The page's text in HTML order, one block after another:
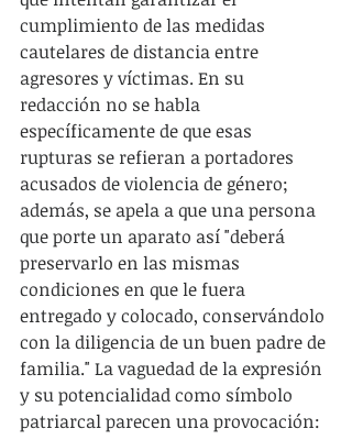
cumplimiento de las medidas
cautelares de distancia entre
agresores y víctimas. En su
redacción no se habla
específicamente de que esas
rupturas se refieran a portadores
acusados de violencia de género;
además, se apela a que una persona
que porte un aparato así "deberá
preservarlo en las mismas
condiciones en que le fuera
entregado y colocado, conservándolo
con la diligencia de un buen padre de
familia." La vaguedad de la expresión
y su potencialidad como símbolo
patriarcal parecen una provocación: